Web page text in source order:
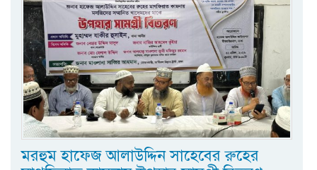
মরহুম হাফেজ আলাউদ্দিন সাহেবের রুহের